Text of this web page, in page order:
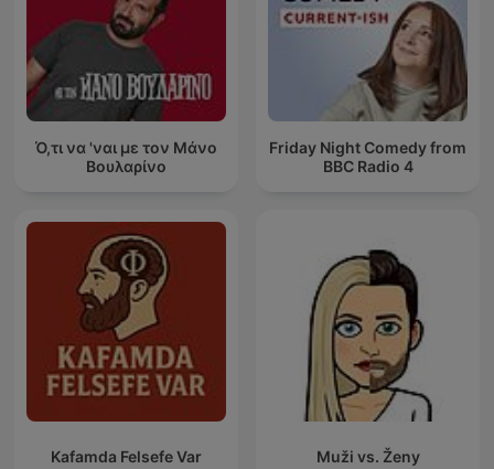
Ό,τι να 'ναι με τον Μάνο
Βουλαρίνο
Friday Night Comedy from
BBC Radio 4
Kafamda Felsefe Var Muži vs. Ženy